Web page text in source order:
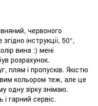
червоного
інструкції, 50°,
вина :) мені
розрахунок.
плям і пропусків. Якістю
кольором теж, але це
одну зірку знімаю.
гарний сервіс.